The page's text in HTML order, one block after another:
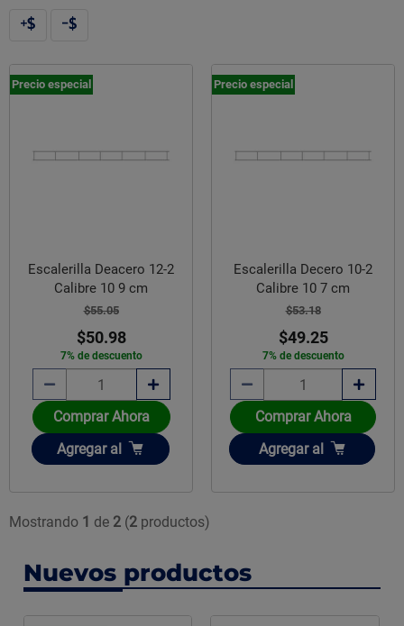
Precio especial
Escalerilla Deacero 12-2
Calibre 10 9 cm
$55.05
$50.98
7% de descuento
Comprar Ahora
Añadir
Agregar al
Precio especial
Escalerilla Decero 10-2
Calibre 10 7 cm
$53.18
$49.25
7% de descuento
Comprar Ahora
Añadir
Agregar al
Mostrando 1 de 2 (2 productos)
Nuevos productos